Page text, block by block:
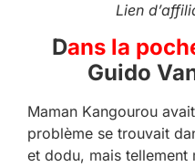
Lien
Dans la
Guido
Maman Kangourou
problème se trouvait
et dodu, mais